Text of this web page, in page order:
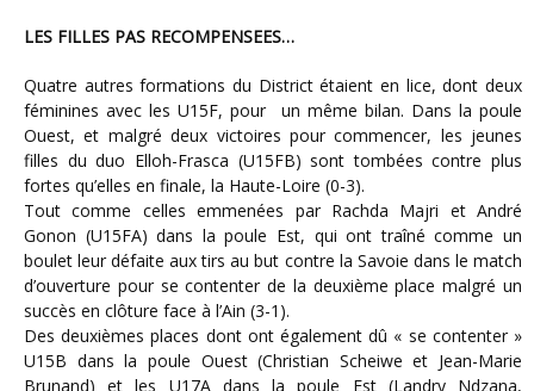
LES FILLES PAS RECOMPENSEES…
Quatre autres formations du District étaient en lice, dont deux
féminines avec les U15F, pour un même bilan. Dans la poule
Ouest, et malgré deux victoires pour commencer, les jeunes
filles du duo Elloh-Frasca (U15FB) sont tombées contre plus
fortes qu’elles en finale, la Haute-Loire (0-3).
Tout comme celles emmenées par Rachda Majri et André
Gonon (U15FA) dans la poule Est, qui ont traîné comme un
boulet leur défaite aux tirs au but contre la Savoie dans le match
d’ouverture pour se contenter de la deuxième place malgré un
succès en clôture face à l’Ain (3-1).
Des deuxièmes places dont ont également dû « se contenter »
U15B dans la poule Ouest (Christian Scheiwe et Jean-Marie
Brunand) et les U17A dans la poule Est (Landry Ndzana,